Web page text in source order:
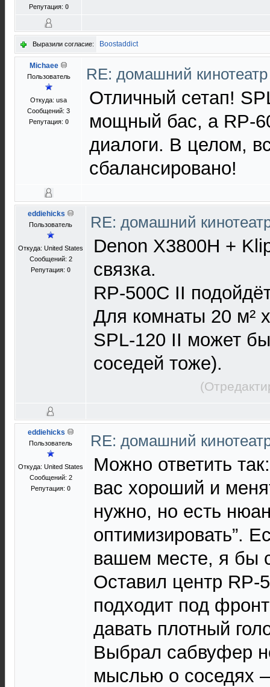
Репутация: 0
Выразили согласие: Boostaddict
Michaee
Пользователь
Откуда: usa
Сообщений: 3
Репутация: 0
RE: домашний
Отличный сетап!
мощный бас, а RP-
диалоги. В целом,
сбалансировано!
eddiehicks
Пользователь
Откуда: United States
Сообщений: 2
Репутация: 0
RE: домашний
Denon X3800H +
связка.
RP-500C II
Для комнаты 20 м²
SPL-120 II может
соседей тоже).
eddiehicks
Пользователь
Откуда: United States
Сообщений: 2
Репутация: 0
RE: домашний
Можно ответить
вас хороший и
нужно, но есть
оптимизировать”.
вашем месте, я бы
Оставил центр
подходит под
давать плотный
Выбрал сабвуфер
мыслью о соседях